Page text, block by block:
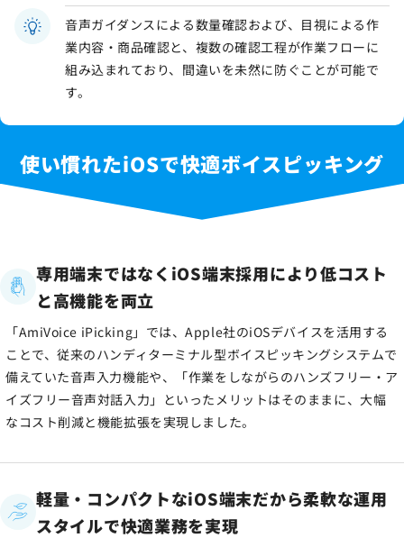
音声ガイダンスによる数量確認および、目視による作
業内容・商品確認と、複数の確認工程が作業フローに
組み込まれており、間違いを未然に防ぐことが可能で
す。
使い慣れたiOSで快適ボイスピッキング
専用端末ではなくiOS端末採用により低コスト
と高機能を両立
「AmiVoice iPicking」では、Apple社のiOSデバイスを活用する
ことで、従来のハンディターミナル型ボイスピッキングシステムで
備えていた音声入力機能や、「作業をしながらのハンズフリー・ア
イズフリー音声対話入力」といったメリットはそのままに、大幅
なコスト削減と機能拡張を実現しました。
軽量・コンパクトなiOS端末だから柔軟な運用
スタイルで快適業務を実現